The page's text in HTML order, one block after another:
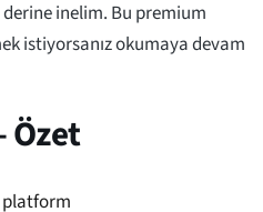
inelim. Bu premium
istiyorsanız okumaya devam
Özet
platform